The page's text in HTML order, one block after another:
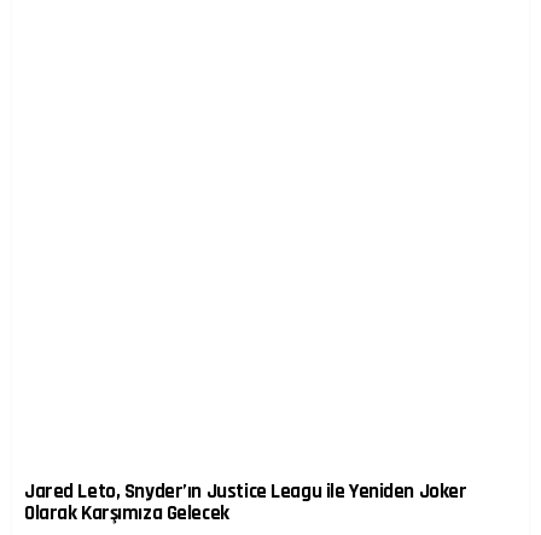
Jared Leto, Snyder’ın Justice Leagu ile Yeniden Joker
Olarak Karşımıza Gelecek